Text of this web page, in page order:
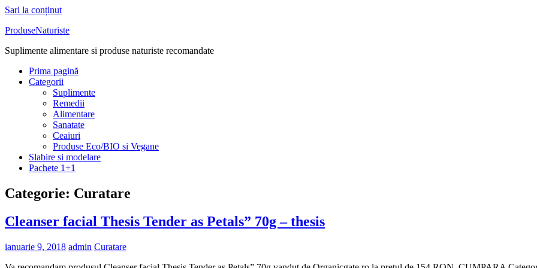
Sari la conținut
ProduseNaturiste
Suplimente alimentare si produse naturiste recomandate
Prima pagină
Categorii
Suplimente
Remedii
Alimentare
Sanatate
Ceaiuri
Produse Eco/BIO si Vegane
Slabire si modelare
Pachete 1+1
Categorie: Curatare
Cleanser facial Thesis Tender as Petals” 70g – thesis
ianuarie 9, 2018 admin Curatare